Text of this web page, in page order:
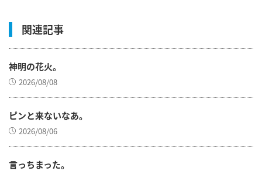
関連記事
神明の花火。
2026/08/08
ピンと来ないなあ。
2026/08/06
言っちまった。